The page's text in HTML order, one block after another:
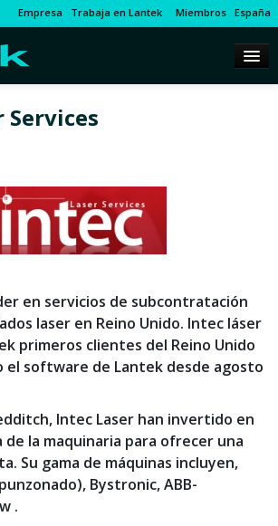
Empresa Trabaja en Lantek Miembros España
Services
en servicios de subcontratación
laser en Reino Unido. Intec láser
primeros clientes del Reino Unido
el software de Lantek desde agosto
Intec Laser han invertido en
de la maquinaria para ofrecer una
Su gama de máquinas incluyen,
Bystronic, ABB-
.